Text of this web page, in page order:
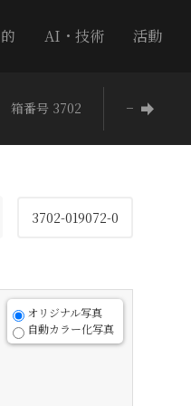
AI・技術 活動
箱番号 3702 −
3702-019072-0
オリジナル写真
自動カラー化写真